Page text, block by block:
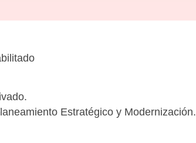
Estratégico y Modernización.